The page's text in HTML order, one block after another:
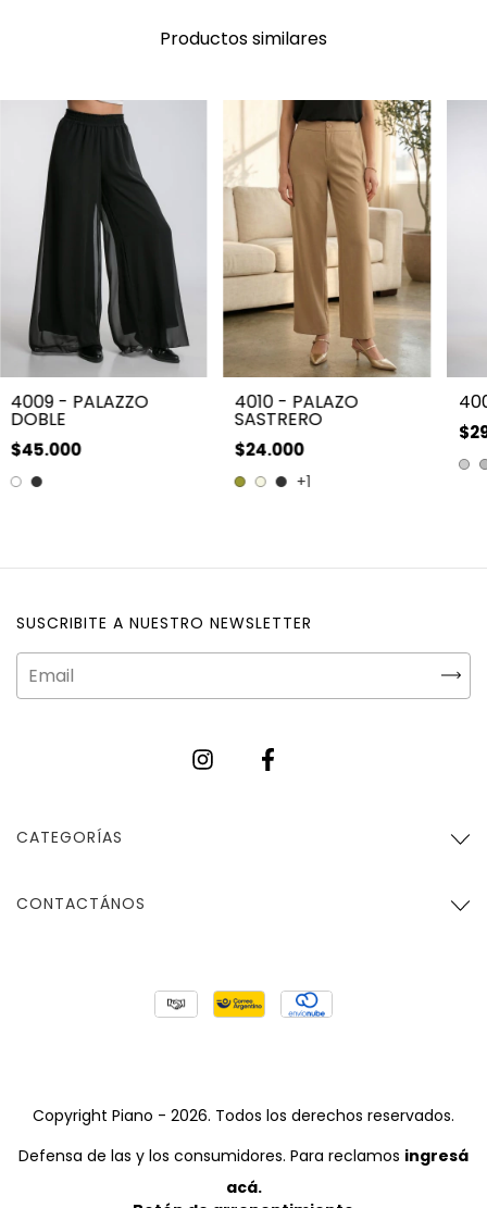
Productos similares
4009 - PALAZZO
DOBLE
$45.000
4010 - PALAZO
SASTRERO
$24.000
+1
SUSCRIBITE A NUESTRO NEWSLETTER
CATEGORÍAS
CONTACTÁNOS
Copyright Piano - 2026. Todos los derechos reservados.
Defensa de las y los consumidores. Para reclamos ingresá
acá.